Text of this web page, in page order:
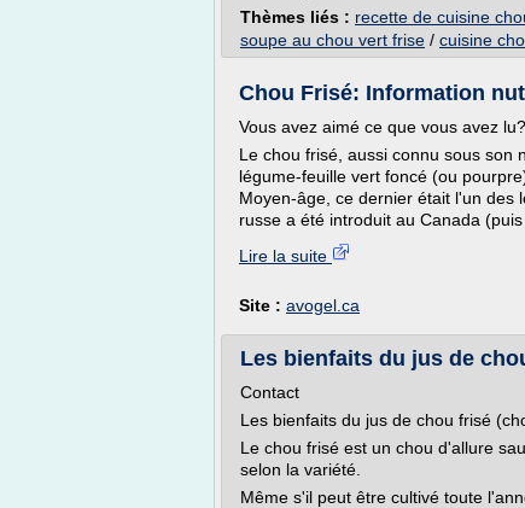
Thèmes liés : recette de cuisine
soupe au chou vert frise / cuisine
Chou Frisé: Information
Vous avez aimé ce que vous avez
Le chou frisé, aussi connu sous son
légume-feuille vert foncé (ou
Moyen-âge, ce dernier était l'un des
russe a été introduit au Canada (puis
Lire la suite
Site : avogel.ca
Les bienfaits du jus de
Contact
Les bienfaits du jus de chou frisé
Le chou frisé est un chou d'allure
selon la variété.
Même s'il peut être cultivé toute